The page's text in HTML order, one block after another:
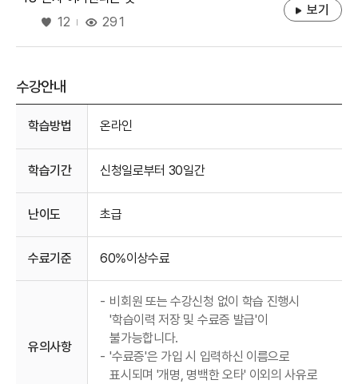
좋아요
12 291
보기
수강안내
학습방법 온라인
학습기간 신청일로부터 30일간
난이도 초급
수료기준 60%이상수료
유의사항
- 비회원 또는 수강신청 없이 학습 진행시
'학습이력 저장 및 수료증 발급'이
불가능합니다.
- '수료증'은 가입 시 입력하신 이름으로
표시되며 '개명, 명백한 오타' 이외의 사유로